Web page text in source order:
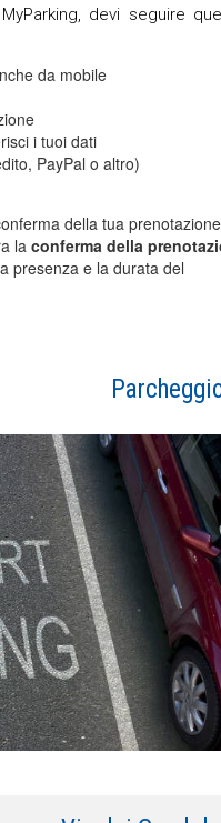
devi seguire
da mobile
i tuoi dati
PayPal o altro)
della tua prenotazione
la conferma della
presenza e la durata del